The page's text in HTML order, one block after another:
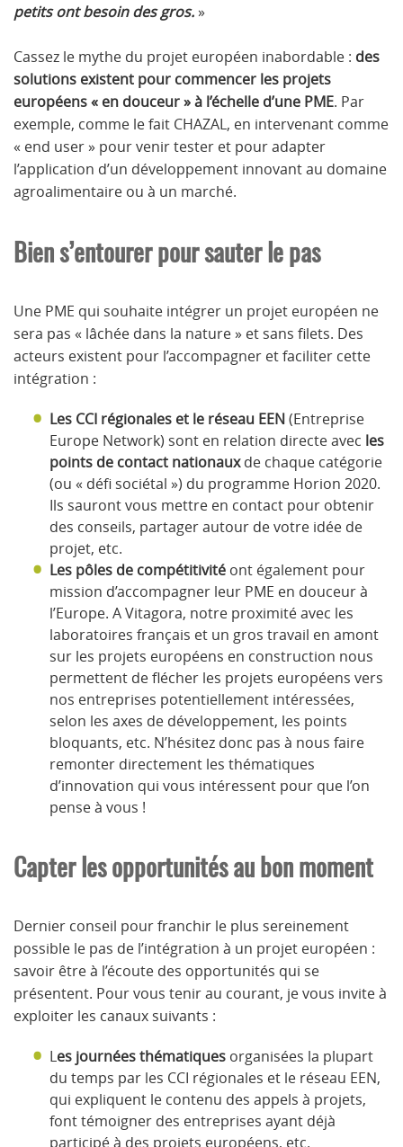
petits ont besoin des gros.»
Cassez le mythe du projet européen inabordable : des
solutions existent pour commencer les projets
européens « en douceur » à l’échelle d’une PME. Par
exemple, comme le fait CHAZAL, en intervenant comme
« end user » pour venir tester et pour adapter
l’application d’un développement innovant au domaine
agroalimentaire ou à un marché.
Bien s’entourer pour sauter le pas
Une PME qui souhaite intégrer un projet européen ne
sera pas « lâchée dans la nature » et sans filets. Des
acteurs existent pour l’accompagner et faciliter cette
intégration :
Les CCI régionales et le réseau EEN(Entreprise
Europe Network) sont en relation directe avec les
points de contact nationauxde chaque catégorie
(ou « défi sociétal ») du programme Horion 2020.
Ils sauront vous mettre en contact pour obtenir
des conseils, partager autour de votre idée de
projet, etc.
Les pôles de compétitivité ont également pour
mission d’accompagner leur PME en douceur à
l’Europe. A Vitagora, notre proximité avec les
laboratoires français et un gros travail en amont
sur les projets européens en construction nous
permettent de flécher les projets européens vers
nos entreprises potentiellement intéressées,
selon les axes de développement, les points
bloquants, etc. N’hésitez donc pas à nous faire
remonter directement les thématiques
d’innovation qui vous intéressent pour que l’on
pense à vous !
Capter les opportunités au bon moment
Dernier conseil pour franchir le plus sereinement
possible le pas de l’intégration à un projet européen :
savoir être à l’écoute des opportunités qui se
présentent. Pour vous tenir au courant, je vous invite à
exploiter les canaux suivants :
Les journées thématiques organisées la plupart
du temps par les CCI régionales et le réseau EEN,
qui expliquent le contenu des appels à projets,
font témoigner des entreprises ayant déjà
participé à des projets européens, etc.